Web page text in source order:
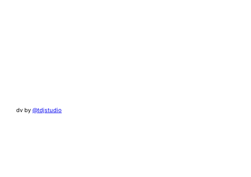
dv by @tdjstudio